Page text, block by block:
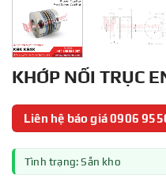
KHỚP NỐI TRỤC
Liên hệ báo giá 0906
Tình trạng: Sẵn kho